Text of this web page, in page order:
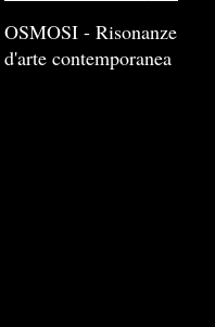
OSMOSI - Risonanze
d'arte contemporanea